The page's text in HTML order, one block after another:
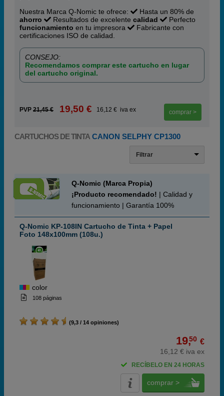
Nuestra Marca Q-Nomic te ofrece:
Hasta un 80% de
ahorro
Resultados de excelente calidad
Perfecto
funcionamiento en tu impresora
Fabricante con
certificaciones ISO de calidad.
CONSEJO:
Recomendamos comprar este cartucho en lugar
del cartucho original.
PVP 21,45 € 19,50 € 16,12 € iva ex comprar >
CARTUCHOS DE TINTA CANON SELPHY CP1300
Filtrar
Q-Nomic (Marca Propia)
¡Producto recomendado! | Calidad y
funcionamiento | Garantía 100%
Q-Nomic KP-108IN Cartucho de Tinta + Papel
Foto 148x100mm (108u.)
color
108 páginas
(9,3 / 14 opiniones)
19,50 €
16,12 € iva ex
RECÍBELO EN 24 HORAS
comprar >